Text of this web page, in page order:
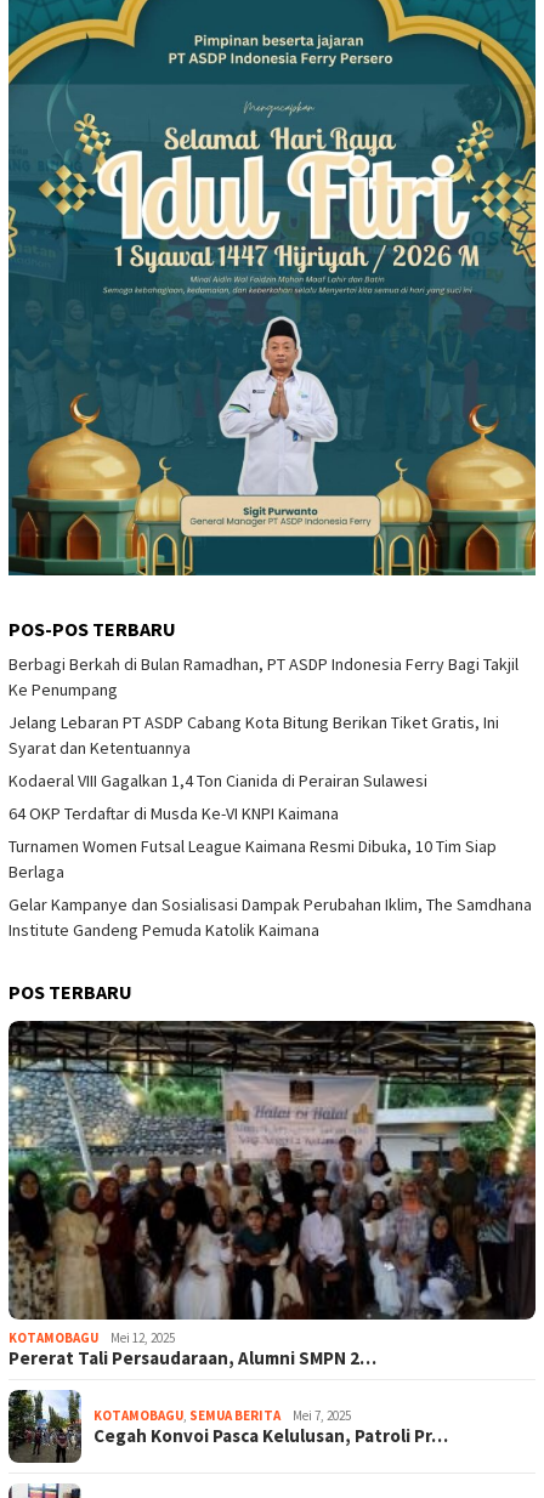
POS-POS TERBARU
Berbagi Berkah di Bulan Ramadhan, PT ASDP Indonesia Ferry Bagi Takjil
Ke Penumpang
Jelang Lebaran PT ASDP Cabang Kota Bitung Berikan Tiket Gratis, Ini
Syarat dan Ketentuannya
Kodaeral VIII Gagalkan 1,4 Ton Cianida di Perairan Sulawesi
64 OKP Terdaftar di Musda Ke-VI KNPI Kaimana
Turnamen Women Futsal League Kaimana Resmi Dibuka, 10 Tim Siap
Berlaga
Gelar Kampanye dan Sosialisasi Dampak Perubahan Iklim, The Samdhana
Institute Gandeng Pemuda Katolik Kaimana
POS TERBARU
KOTAMOBAGU Mei 12, 2025
Pererat Tali Persaudaraan, Alumni SMPN 2…
KOTAMOBAGU SEMUA BERITA Mei 7, 2025
Cegah Konvoi Pasca Kelulusan, Patroli Pr…